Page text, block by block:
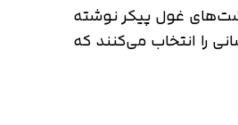
غول پیکر نوشته
را انتخاب می‌کنند که